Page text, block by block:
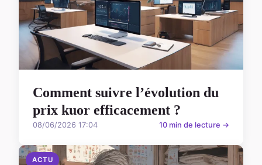
Comment suivre l’évolution du
prix kuor efficacement ?
08/06/2026 17:04 10 min de lecture →
ACTU